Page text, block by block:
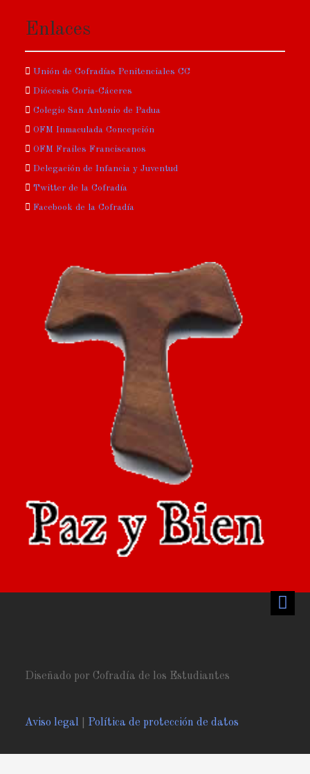
Enlaces
Unión de Cofradías Penitenciales CC
Diócesis Coria-Cáceres
Colegio San Antonio de Padua
OFM Inmaculada Concepción
OFM Frailes Franciscanos
Delegación de Infancia y Juventud
Twitter de la Cofradía
Facebook de la Cofradía
Diseñado por Cofradía de los Estudiantes
Aviso legal Política de protección de datos